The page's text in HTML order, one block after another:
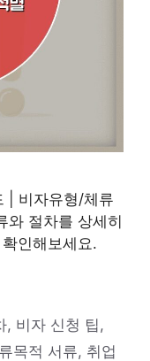
| 비자유형/체류
와 절차를 상세히
인해보세요.
, 비자 신청 팁,
목적 서류, 취업